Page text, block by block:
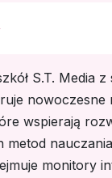
S.T. Media z
nowoczesne
wspierają
metod
monitory